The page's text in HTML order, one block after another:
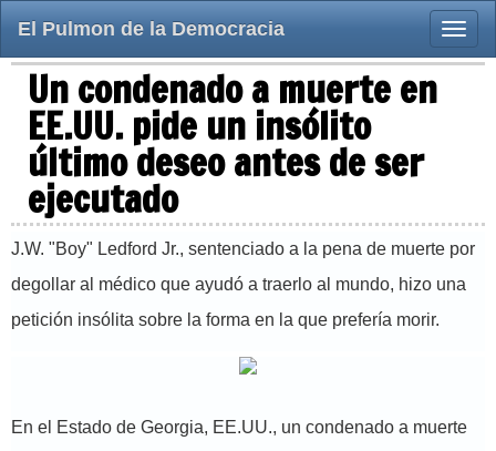
Toggle
El Pulmon de la Democracia
Un condenado a muerte en
EE.UU. pide un insólito
último deseo antes de ser
ejecutado
J.W. "Boy" Ledford Jr., sentenciado a la pena de muerte por
degollar al médico que ayudó a traerlo al mundo, hizo una
petición insólita sobre la forma en la que prefería morir.
En el Estado de Georgia, EE.UU., un condenado a muerte